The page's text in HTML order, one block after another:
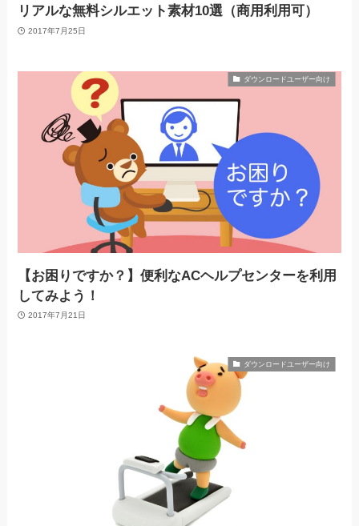
リアルな無料シルエット素材10選（商用利用可）
2017年7月25日
ダウンロードユーザー向け
【お困りですか？】便利なACヘルプセンターを利用
してみよう！
2017年7月21日
ダウンロードユーザー向け